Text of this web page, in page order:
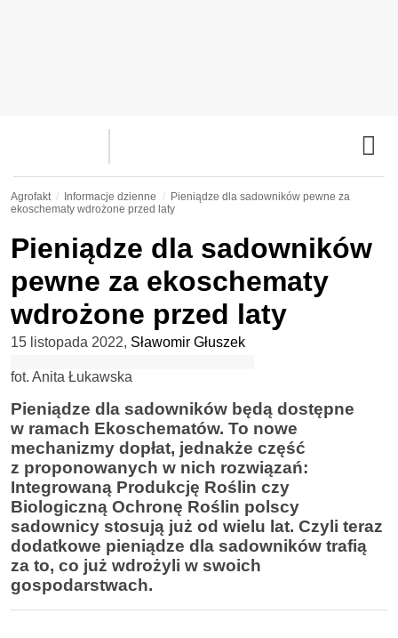
Agrofakt Informacje dzienne
Pieniądze dla sadowników pewne za
ekoschematy wdrożone przed laty
Pieniądze dla sadowników
pewne za ekoschematy
wdrożone przed laty
15 listopada 2022, Sławomir Głuszek
fot. Anita Łukawska
Pieniądze dla sadowników będą dostępne
w ramach Ekoschematów. To nowe
mechanizmy dopłat, jednakże część
z proponowanych w nich rozwiązań:
Integrowaną Produkcję Roślin czy
Biologiczną Ochronę Roślin polscy
sadownicy stosują już od wielu lat. Czyli teraz
dodatkowe pieniądze dla sadowników trafią
za to, co już wdrożyli w swoich
gospodarstwach.